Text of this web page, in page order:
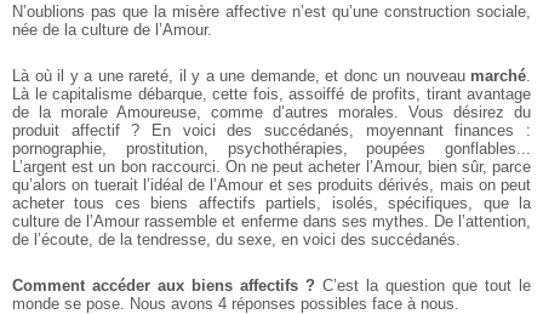
N’oublions pas que la misère affective n’est qu’une construction sociale,
née de la culture de l’Amour.
Là où il y a une rareté, il y a une demande, et donc un nouveau marché
Là le capitalisme débarque, cette fois, assoiffé de profits, tirant avantage
de la morale Amoureuse, comme d’autres morales. Vous désirez du
produit affectif ? En voici des succédanés, moyennant finances :
pornographie, prostitution, psychothérapies, poupées gonflables...
L’argent est un bon raccourci. On ne peut acheter l’Amour, bien sûr, parce
qu’alors on tuerait l’idéal de l’Amour et ses produits dérivés, mais on peut
acheter tous ces biens affectifs partiels, isolés, spécifiques, que la
culture de l’Amour rassemble et enferme dans ses mythes. De l’attention,
de l’écoute, de la tendresse, du sexe, en voici des succédanés.
Comment accéder aux biens affectifs ? C’est la question que tout le
monde se pose. Nous avons 4 réponses possibles face à nous.